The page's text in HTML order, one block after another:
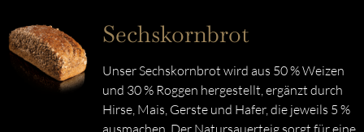
Sechskornbrot
Unser Sechskornbrot wird aus 50 % Weizen
und 30 % Roggen hergestellt, ergänzt durch
Hirse, Mais, Gerste und Hafer, die jeweils 5 %
ausmachen. Der Natursauerteig sorgt für eine